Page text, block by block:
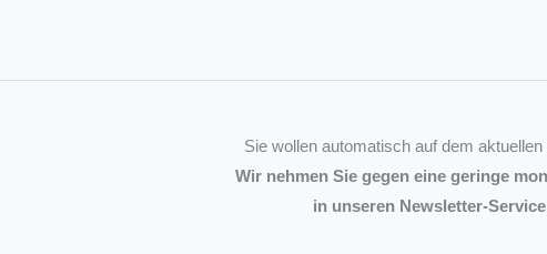
Sie wollen automatisch auf dem aktuellen
Wir nehmen Sie gegen eine geringe
in unseren Newsletter-